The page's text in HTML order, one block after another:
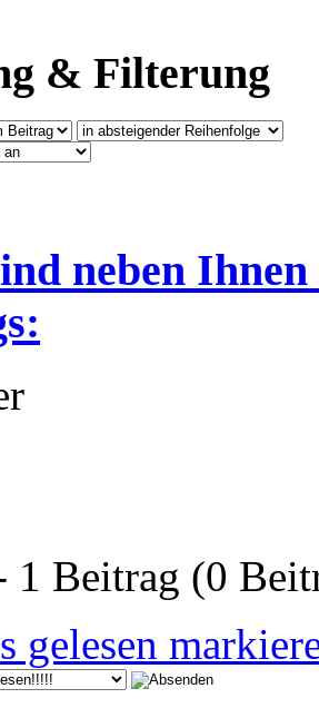
& Filterung
neben
1 Beitrag (0
gelesen